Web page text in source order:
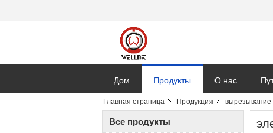
Дом Продукты О нас
Главная страница Продукция
Все продукты